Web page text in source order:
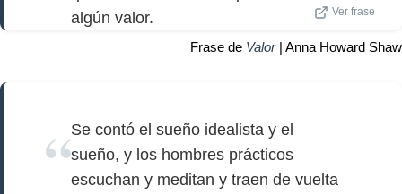
algún valor.
Ver frase
Frase de Valor| Anna Howard Shaw
Se contó el sueño idealista y el
sueño, y los hombres prácticos
escuchan y meditan y traen de vuelta